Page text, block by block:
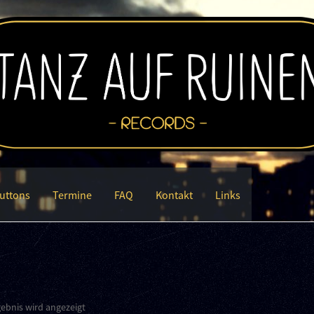
Termine FAQ Kontakt Links
wird angezeigt